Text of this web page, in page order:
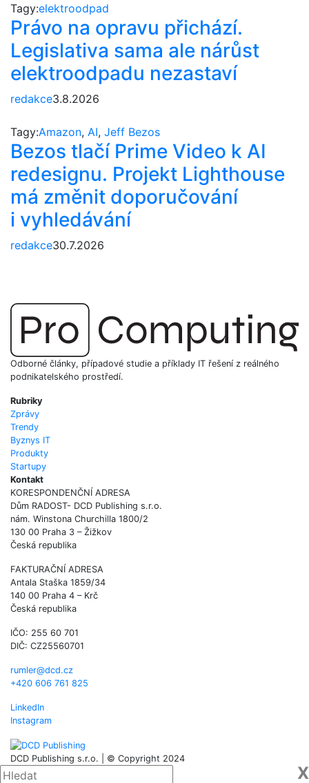
Tagy:elektroodpad
Právo na opravu přichází.
Legislativa sama ale nárůst
elektroodpadu nezastaví
redakce3.8.2026
Tagy:Amazon, AI, Jeff Bezos
Bezos tlačí Prime Video k AI
redesignu. Projekt Lighthouse
má změnit doporučování
i vyhledávání
redakce30.7.2026
Odborné články, případové studie a příklady IT řešení z reálného
podnikatelského prostředí.
Rubriky
Zprávy
Trendy
Byznys IT
Produkty
Startupy
Kontakt
KORESPONDENČNÍ ADRESA
Dům RADOST- DCD Publishing s.r.o.
nám. Winstona Churchilla 1800/2
130 00 Praha 3 – Žižkov
Česká republika
FAKTURAČNÍ ADRESA
Antala Staška 1859/34
140 00 Praha 4 – Krč
Česká republika
IČO: 255 60 701
DIČ: CZ25560701
rumler@dcd.cz
+420 606 761 825
LinkedIn
Instagram
DCD Publishing s.r.o. | © Copyright 2024
X